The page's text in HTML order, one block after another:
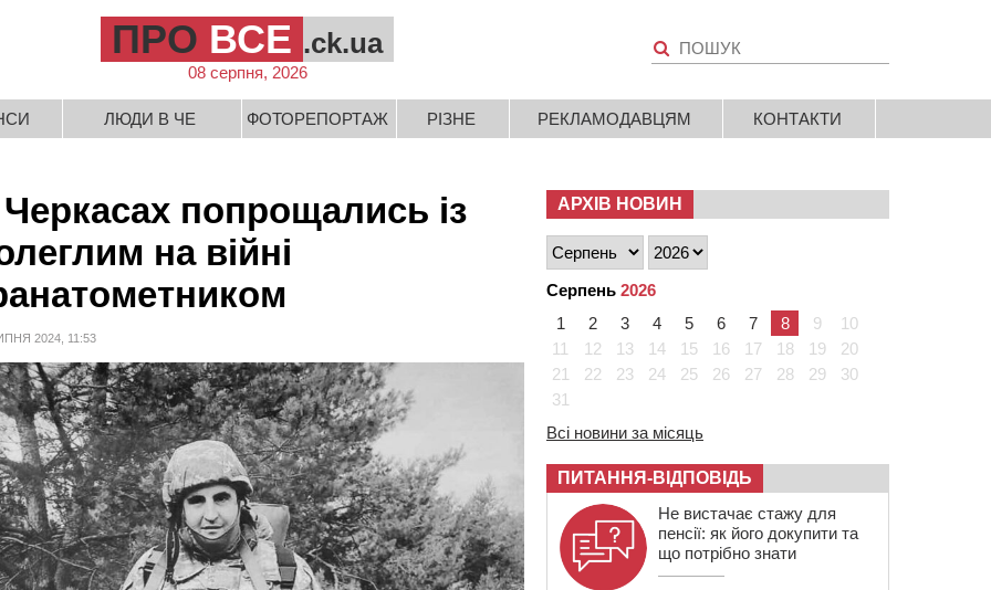
ПРО ВСЕ .ck.ua
08 серпня, 2026
ЛЮДИ В ЧЕ ФОТОРЕПОРТАЖ РІЗНЕ РЕКЛАМОДАВЦЯМ КОНТАКТИ
попрощались із
на війні
2024, 11:53
АРХІВ НОВИН
Серпень 2026
1
2 3 4 5 6 7 8 9
10
11
12 13 14 15 16 17 18 19
20
21
22 23 24 25 26 27 28 29
30
31
Всі новини за місяць
ПИТАННЯ-ВІДПОВІДЬ
Не вистачає стажу для
пенсії: як його докупити та
що потрібно знати